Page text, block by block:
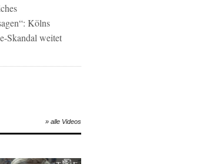
Kölns
Skandal weitet
» alle Videos